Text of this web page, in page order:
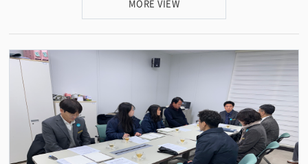
제연구원 연구진 등 20 여 명이 참석했으며 , 용역 추진 현황 보고와 함께 현장
의견을 수렴했다 . 보고를 맡은 오영택 ( 사 ) 전북경제연구원 부원장은 ▲ 용
역 추진 배경과 기본 방향 ▲ 완주군 인구 · 청년 · 외국인 정책 여건 분석 ▲ 중
장기 정책 수립을 위한 주요 과제와 추진 방향을 중심으로 설명했다 . 이어 참석
자들은 정책의 실효성을 높이기 위한 다양한 의견을 제시하며 질의응답을 진
행했다 . 완주군은 이번 중간보고회에서 제시된 의견을 적극 반영해 , 지역 여
건과 분야별 특성을 고려한 실천 중심의 정책 과제를 보완 · 구체화할 계획이
MORE VIEW